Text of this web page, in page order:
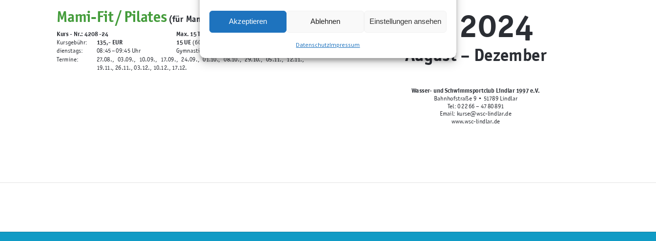
Akzeptieren Ablehnen Einstellungen ansehen
DatenschutzImpressum
3| 2024
August – Dezember
Wasser- und Schwimmsportclub Lindlar 1997 e.V.
Bahnhofstraße 9 • 51789 Lindlar
Tel: 0 22 66 – 47 80 891
Email: kurse@wsc-lindlar.de
www.wsc-lindlar.de
Mami-Fit / Pilates (für Mamis mit Babys / Kleinkindern)
Kurs - Nr.: 4208 -24
Max. 15 Teilnehmer:innen
Kursgebühr:
135,- EUR 15 UE (60 min)
dienstags:
08:45– 09:45 Uhr
Gymnastikraum Parkbad Lindlar
Termine:
27.08., 03.09., 10.09., 17.09., 24.09., 01.10., 08.10., 29.10., 05.11., 12.11.,
19.11., 26.11., 03.12., 10.12., 17.12.
Zertifiziert
Termine:
14.11., 21.11., 28.11., 05.12., 12.12., 19.12.